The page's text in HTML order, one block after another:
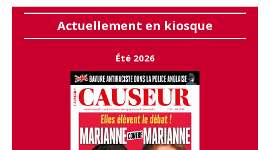
Actuellement en kiosque
Été 2026